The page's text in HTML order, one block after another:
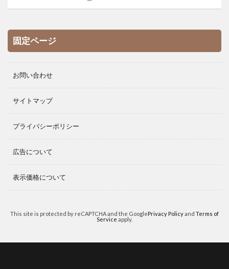
固定ページ
お問い合わせ
サイトマップ
プライバシーポリシー
広告について
表示価格について
This site is protected by reCAPTCHA and the GooglePrivacy Policyand Terms of
Service apply.